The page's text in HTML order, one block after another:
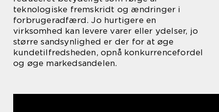
teknologiske fremskridt og ændringer i
forbrugeradfærd. Jo hurtigere en
virksomhed kan levere varer eller ydelser, jo
større sandsynlighed er der for at øge
kundetilfredsheden, opnå konkurrencefordel
og øge markedsandelen.